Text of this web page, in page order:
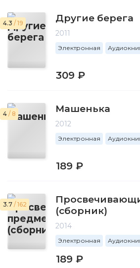
4.3 / 19 Другие берега
2011
Электронная
309 ₽
4 / 8 Машенька
2012
Электронная
189 ₽
3.7 / 162
(сборник)
2014
Электронная
189 ₽